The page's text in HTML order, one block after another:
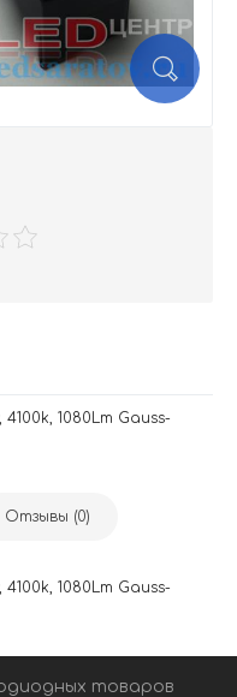
1080Lm Gauss-
Отзывы (0)
1080Lm Gauss-
товаров